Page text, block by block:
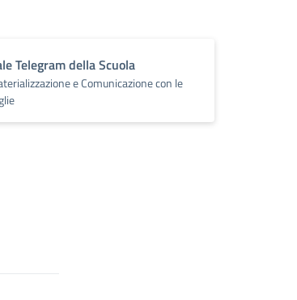
Telegram della Scuola
e Comunicazione con le